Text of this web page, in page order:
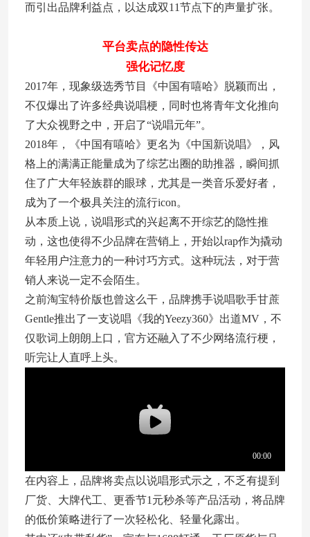
而引出品牌利益点，以达成双11节点下的声量扩张。
平台卖点的隐性传达
强化记忆度
2017年，现象级选秀节目《中国有嘻哈》脱颖而出，
不仅爆出了许多经典说唱梗，同时也将青年文化推向
了大众视野之中，开启了“说唱元年”。
2018年，《中国有嘻哈》更名为《中国新说唱》，风
格上的满满正能量成为了综艺出圈的助推器，瞬间抓
住了广大年轻族群的眼球，尤其是一类音乐爱好者，
成为了一个极具关注的流行icon。
从本质上说，说唱形式的兴起离不开综艺的隐性推
动，这也使得不少品牌在营销上，开始以rap作为撬动
年轻用户注意力的一种讨巧方式。这种玩法，对于营
销人来说一定不会陌生。
之前淘宝特价版也曾这么干，品牌携手说唱歌手甘蔗
Gentle推出了一支说唱《我的Yeezy360》出道MV，不
仅歌词上朗朗上口，官方还融入了不少网络流行梗，
听完让人直呼上头。
在内容上，品牌将卖点以说唱形式示之，不乏有提到
厂货、大牌代工、更香节1元秒杀等产品活动，将品牌
的低价策略进行了一次轻松化、轻量化露出。